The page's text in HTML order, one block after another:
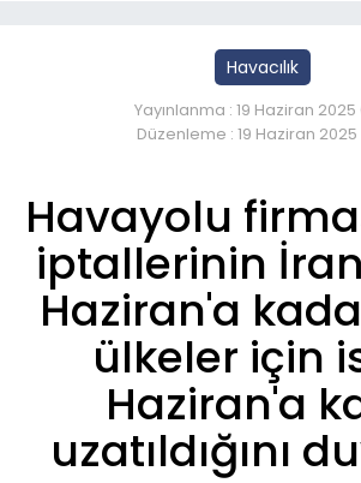
Havacılık
Yayınlanma : 19 Haziran
Düzenleme : 19 Haziran 2025
Havayolu
iptallerinin
Haziran'a
ülkeler için
Haziran'a
uzatıldığını